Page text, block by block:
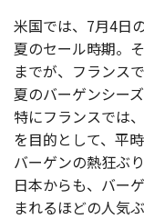
米国では、7月4日
夏のセール時期。
までが、フランス
夏のバーゲンシー
特にフランスでは
を目的として、平
バーゲンの熱狂ぶ
日本からも、バー
まれるほどの人気ぶ